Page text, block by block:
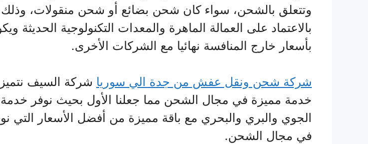
وتتعلق بالشحن، سواء كان شحن بضائع أو شحن منقولات،
بالاعتماد على العمالة الماهرة والمعدات التكنولوجية الحديثة
بأسعار خارج المنافسة نهائيا مع الشركات الأخرى.
شركة شحن ونقل عفش من جدة الي سوريا شركة السيف
خدمة مميزة في مجال الشحن مما جعلنا الأول بحيث نوفر
الجوي والبري والبحري مع باقة مميزة من أفضل الأسعار التي
في مجال الشحن.